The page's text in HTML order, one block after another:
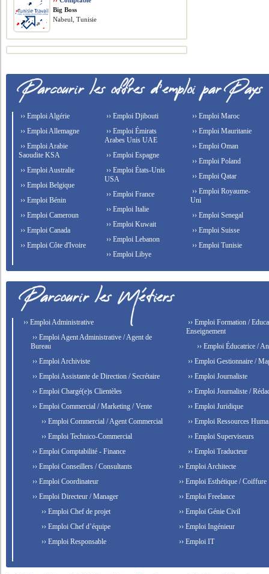
Big Boss
Nabeul, Tunisie
›› Emploi Algérie
›› Emploi Allemagne
›› Emploi Arabie
Saoudite KSA
›› Emploi Australie
›› Emploi Belgique
›› Emploi Bénin
›› Emploi Cameroun
›› Emploi Canada
›› Emploi Côte d'Ivoire
›› Emploi Djibouti
›› Emploi Émirats
Arabes Unis UAE
›› Emploi Espagne
›› Emploi États-Unis
USA
›› Emploi France
›› Emploi Italie
›› Emploi Kuwait
›› Emploi Lebanon
›› Emploi Libye
›› Emploi Maroc
›› Emploi Mauritanie
›› Emploi Oman
›› Emploi Poland
›› Emploi Qatar
›› Emploi Royaume-
Uni
›› Emploi Senegal
›› Emploi Suisse
›› Emploi Tunisie
›› Emploi Administrative
›› Emploi Agent Administrative / Agent de
Bureau
›› Emploi Archiviste
›› Emploi Assistante de Direction / Secrétaire
›› Emploi Chargé(e)s Clientèles
›› Emploi Commercial / Marketing / Vente
›› Emploi Commercial / Agent Commercial
›› Emploi Technico-Commercial
›› Emploi Comptabilité - Finance
›› Emploi Conseillers / Consultants
›› Emploi Coordinateur
›› Emploi Directeur / Manager
›› Emploi Chef de projet
›› Emploi Chef d’équipe
›› Emploi Responsable
›› Emploi Formation /
Enseignement
›› Emploi Éducatrice /
›› Emploi Gestionnaire /
›› Emploi Journaliste
›› Emploi Journaliste /
›› Emploi Juridique
›› Emploi Ressources
›› Emploi Superviseurs
›› Emploi Traducteur
›› Emploi Architecte
›› Emploi Esthétique / Coiffure
›› Emploi Freelance
›› Emploi Génie Civil
›› Emploi Ingénieur
›› Emploi IT